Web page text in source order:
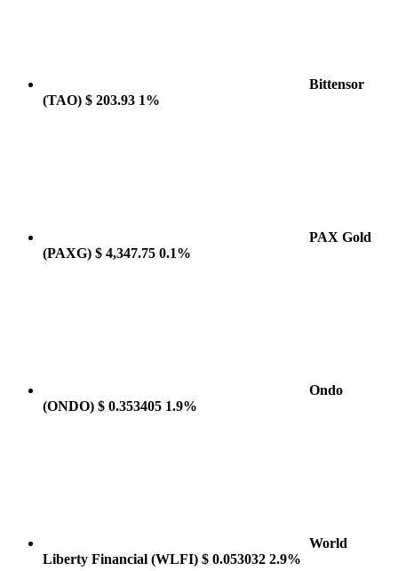
Bittensor
(TAO) $ 203.93 1%
PAX Gold
(PAXG) $ 4,347.75 0.1%
Ondo
(ONDO) $ 0.353405 1.9%
World
Liberty Financial (WLFI) $ 0.053032 2.9%